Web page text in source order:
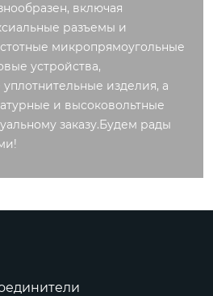
включая
разъемы и
микропрямоугольные
устройства,
изделия, а
и высоковольтные
заказу.Будем рады